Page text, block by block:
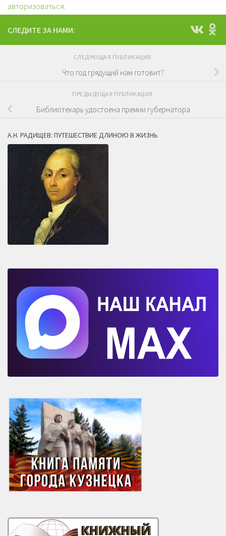
авторизоваться
СЛЕДИТЕ ЗА НАМИ:
СЛЕДУЮЩАЯ ПУБЛИКАЦИЯ
Что год грядущий нам готовит?
ПРЕДЫДУЩАЯ ПУБЛИКАЦИЯ
Библиотекарь удостоена премии губернатора
А.Н. РАДИЩЕВ: ПУТЕШЕСТВИЕ ДЛИНОЮ В ЖИЗНЬ